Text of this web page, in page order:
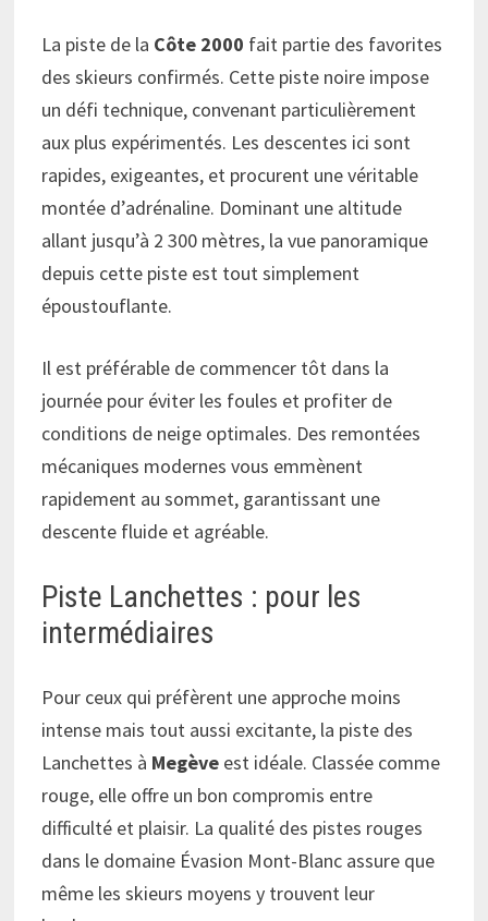
La piste de la Côte 2000 fait partie des favorites
des skieurs confirmés. Cette piste noire impose
un défi technique, convenant particulièrement
aux plus expérimentés. Les descentes ici sont
rapides, exigeantes, et procurent une véritable
montée d’adrénaline. Dominant une altitude
allant jusqu’à 2 300 mètres, la vue panoramique
depuis cette piste est tout simplement
époustouflante.
Il est préférable de commencer tôt dans la
journée pour éviter les foules et profiter de
conditions de neige optimales. Des remontées
mécaniques modernes vous emmènent
rapidement au sommet, garantissant une
descente fluide et agréable.
Piste Lanchettes : pour les
intermédiaires
Pour ceux qui préfèrent une approche moins
intense mais tout aussi excitante, la piste des
Lanchettes à Megève est idéale. Classée comme
rouge, elle offre un bon compromis entre
difficulté et plaisir. La qualité des pistes rouges
dans le domaine Évasion Mont-Blanc assure que
même les skieurs moyens y trouvent leur